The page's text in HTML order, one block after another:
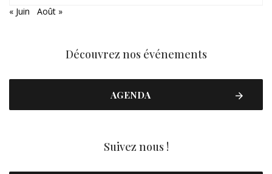
« Juin Août »
Découvrez nos événements
AGENDA
Suivez nous !